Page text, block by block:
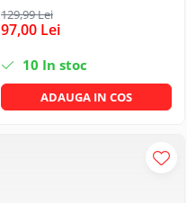
129,99 Lei
97,00 Lei
10 In stoc
ADAUGA IN COS